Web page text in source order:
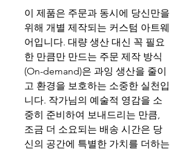
이 제품은 주문과 동시에 당신만을
위해 개별 제작되는 커스텀 아트웨
어입니다. 대량 생산 대신 꼭 필요
한 만큼만 만드는 주문 제작 방식
(On-demand)은 과잉 생산을 줄이
고 환경을 보호하는 소중한 실천입
니다. 작가님의 예술적 영감을 소
중히 준비하여 보내드리는 만큼,
조금 더 소요되는 배송 시간은 당
신의 공간에 특별한 가치를 더하는